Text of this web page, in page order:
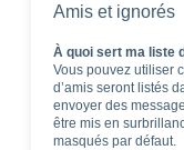
Amis et ignorés
À quoi sert ma liste
Vous pouvez utiliser
d’amis seront listés
envoyer des
être mis en
masqués par défaut.